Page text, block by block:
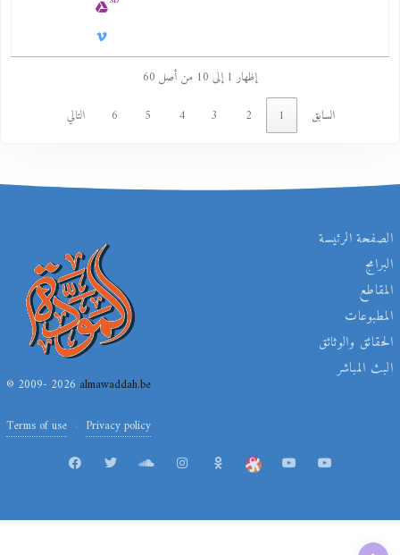
إظهار 1 إلى 10 من أصل 60
السابق
2
4 التالي
الصفحة الرئيسة
البرامج
المقاطع
المطبوعات
الحقائق والوثائق
البث المباشر
© 2009- 2026almawaddah.be
Terms of use Privacy policy